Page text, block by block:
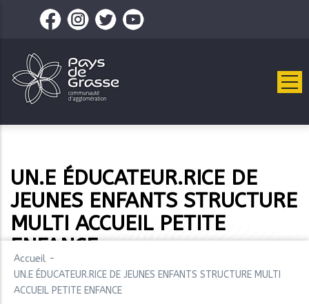
contenu
principal
UN.E ÉDUCATEUR.RICE DE
JEUNES ENFANTS STRUCTURE
MULTI ACCUEIL PETITE
ENFANCE
Accueil -
UN.E ÉDUCATEUR.RICE DE JEUNES ENFANTS STRUCTURE MULTI
ACCUEIL PETITE ENFANCE